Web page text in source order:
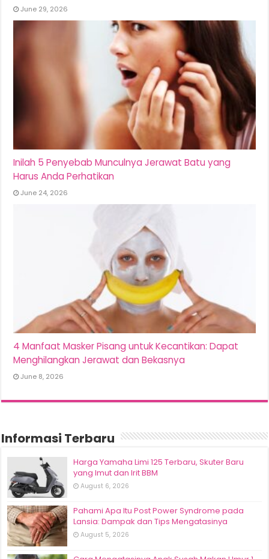
June 29, 2026
Inilah 5 Penyebab Munculnya Jerawat Batu yang
Harus Anda Perhatikan
June 24, 2026
4 Manfaat Masker Pisang untuk Kecantikan: Dapat
Menghilangkan Jerawat dan Bekasnya
June 8, 2026
Informasi Terbaru
Harga Yamaha Limi 125 Terbaru, Skuter Baru
yang Imut dan Irit BBM
August 6, 2026
Pahami Apa Itu Post Power Syndrome pada
Lansia: Dampak dan Tips Mengatasinya
August 5, 2026